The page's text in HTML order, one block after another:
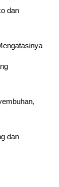
dan
dan